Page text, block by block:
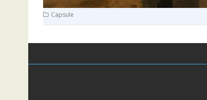
Capsule